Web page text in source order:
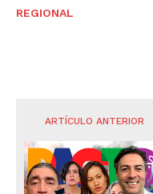
REGIONAL
ARTÍCULO ANTERIOR